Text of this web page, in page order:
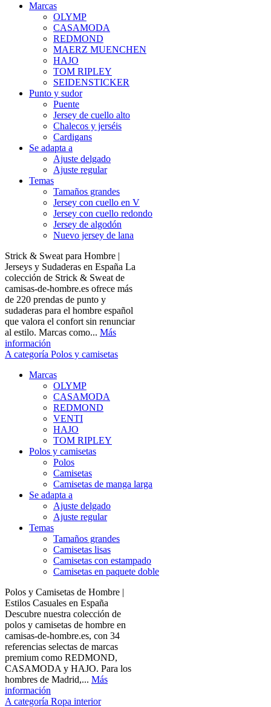
Marcas
OLYMP
CASAMODA
REDMOND
MAERZ MUENCHEN
HAJO
TOM RIPLEY
SEIDENSTICKER
Punto y sudor
Puente
Jersey de cuello alto
Chalecos y jerséis
Cardigans
Se adapta a
Ajuste delgado
Ajuste regular
Temas
Tamaños grandes
Jersey con cuello en V
Jersey con cuello redondo
Jersey de algodón
Nuevo jersey de lana
Strick & Sweat para Hombre |
Jerseys y Sudaderas en España La
colección de Strick & Sweat de
camisas-de-hombre.es ofrece más
de 220 prendas de punto y
sudaderas para el hombre español
que valora el confort sin renunciar
al estilo. Marcas como... Más
información
A categoría Polos y camisetas
Marcas
OLYMP
CASAMODA
REDMOND
VENTI
HAJO
TOM RIPLEY
Polos y camisetas
Polos
Camisetas
Camisetas de manga larga
Se adapta a
Ajuste delgado
Ajuste regular
Temas
Tamaños grandes
Camisetas lisas
Camisetas con estampado
Camisetas en paquete doble
Polos y Camisetas de Hombre |
Estilos Casuales en España
Descubre nuestra colección de
polos y camisetas de hombre en
camisas-de-hombre.es, con 34
referencias selectas de marcas
premium como REDMOND,
CASAMODA y HAJO. Para los
hombres de Madrid,... Más
información
A categoría Ropa interior